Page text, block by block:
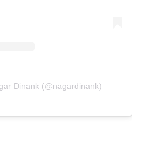
Dinank (@nagardinank)